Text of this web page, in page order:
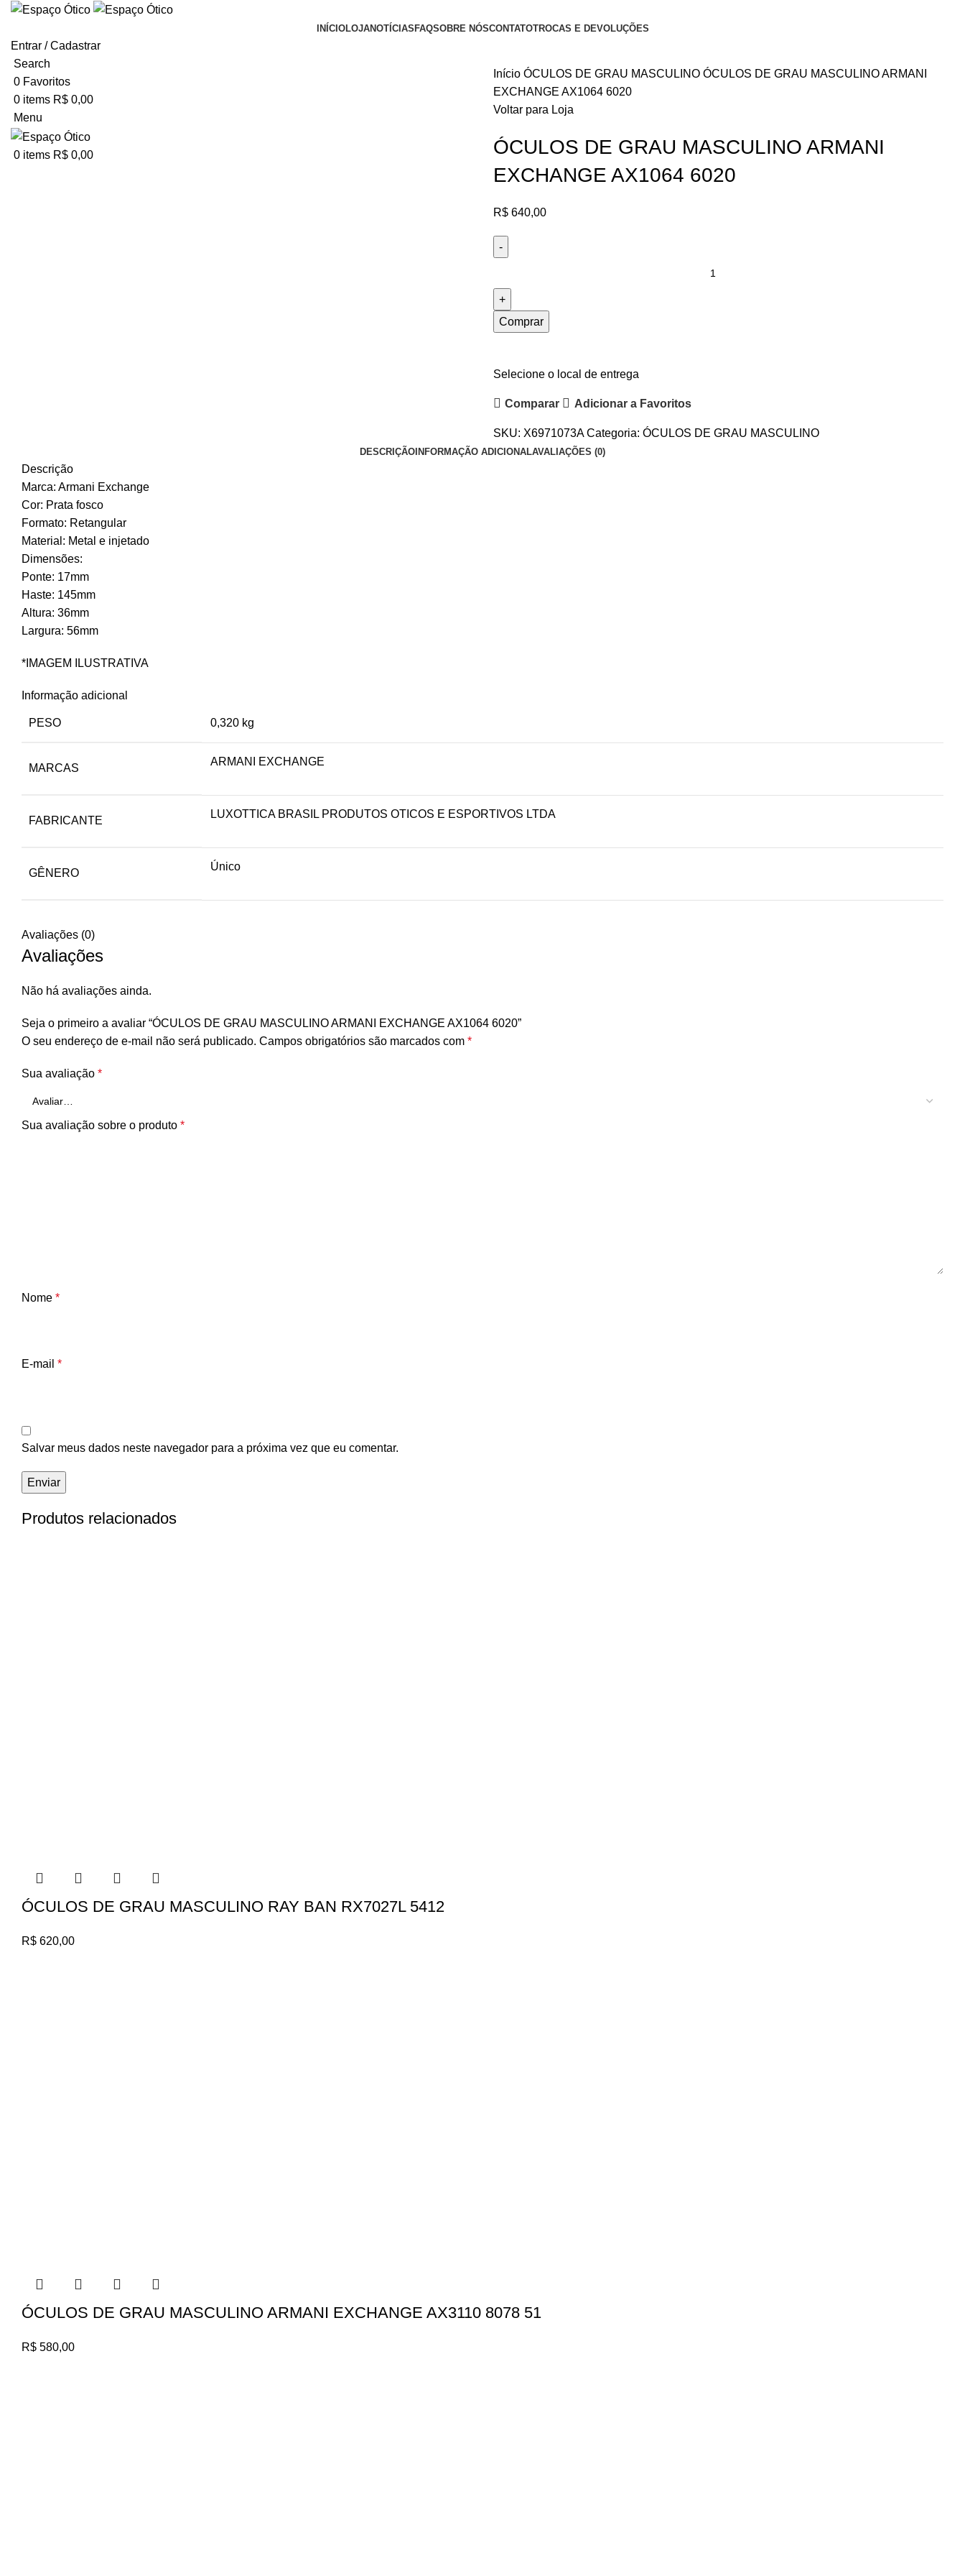
INÍCIOLOJANOTÍCIAS FAQSOBRE NÓSCONTATOTROCAS E DEVOLUÇÕES
Entrar / Cadastrar
Search
0 Favoritos
0 items R$ 0,00
Menu
0 items R$ 0,00
Click to enlarge
Início ÓCULOS DE GRAU MASCULINO ÓCULOS DE GRAU MASCULINO ARMANI
EXCHANGE AX1064 6020
Voltar para Loja
ÓCULOS DE GRAU MASCULINO ARMANI
EXCHANGE AX1064 6020
R$ 640,00
Comprar
Selecione o local de entrega
Comparar Adicionar a Favoritos
SKU: X6971073ACategoria: ÓCULOS DE GRAU MASCULINO
DESCRIÇÃO INFORMAÇÃO ADICIONALAVALIAÇÕES (0)
Descrição
Marca: Armani Exchange
Cor: Prata fosco
Formato: Retangular
Material: Metal e injetado
Dimensões:
Ponte: 17mm
Haste: 145mm
Altura: 36mm
Largura: 56mm
*IMAGEM ILUSTRATIVA
Informação adicional
PESO 0,320 kg
MARCAS
ARMANI EXCHANGE
FABRICANTE
LUXOTTICA BRASIL PRODUTOS OTICOS E ESPORTIVOS LTDA
GÊNERO
Único
Avaliações (0)
Avaliações
Não há avaliações ainda.
Seja o primeiro a avaliar “ÓCULOS DE GRAU MASCULINO ARMANI EXCHANGE AX1064 6020”
O seu endereço de e-mail não será publicado. Campos obrigatórios são marcados com *
Sua avaliação *
Sua avaliação sobre o produto *
Nome *
E-mail *
Salvar meus dados neste navegador para a próxima vez que eu comentar.
Produtos relacionados
ÓCULOS DE GRAU MASCULINO RAY BAN RX7027L 5412
R$ 620,00
ÓCULOS DE GRAU MASCULINO ARMANI EXCHANGE AX3110 8078 51
R$ 580,00